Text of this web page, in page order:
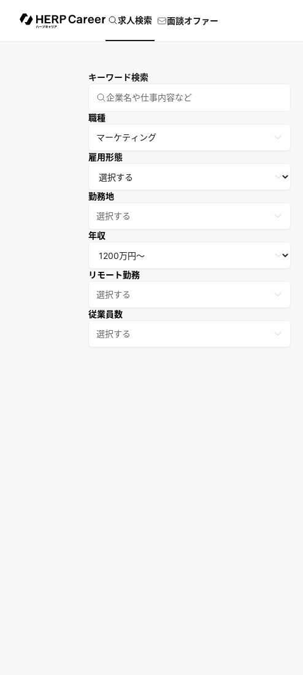
求人検索 面談オファー
キーワード検索
職種
マーケティング
雇用形態
勤務地
選択する
年収
リモート勤務
選択する
従業員数
選択する